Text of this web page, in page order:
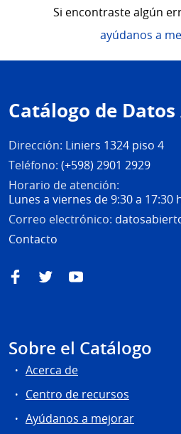
Si encontraste algún
ayúdanos a
de
página
Catálogo de
Dirección: Liniers 1324 piso 4
Teléfono: (+598) 2901 2929
Horario de atención:
Lunes a viernes de 9:30 a 17:30
Correo electrónico:
Contacto
FacebookTwitterYouTube
Sobre el Catálogo
Acerca de
Centro de recursos
Ayúdanos a mejorar